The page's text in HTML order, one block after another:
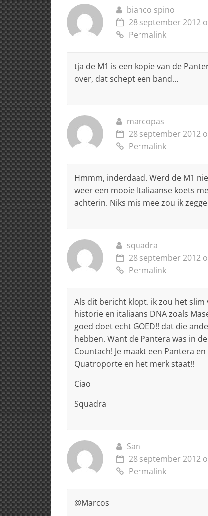
bianco spino
28 september 2012
Permalink
tja de M1 is een kopie van de
over, dat schept een band…
marcopas
28 september 2012
Permalink
Hmmm, inderdaad. Werd de M1
weer een mooie Italiaanse koets
achterin. Niks mis mee zou ik
squadra
28 september 2012
Permalink
Als dit bericht klopt. ik zou het
historie en italiaans DNA zoals
goed doet echt GOED!! dat die
hebben. Want de Pantera was in
Countach! Je maakt een Pantera
Quatroporte en het merk staat!!
Ciao
Squadra
San
28 september 2012
Permalink
@Marcos